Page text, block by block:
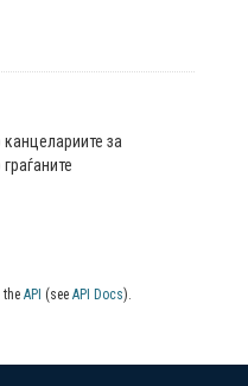
канцелариите за
API (see API Docs).